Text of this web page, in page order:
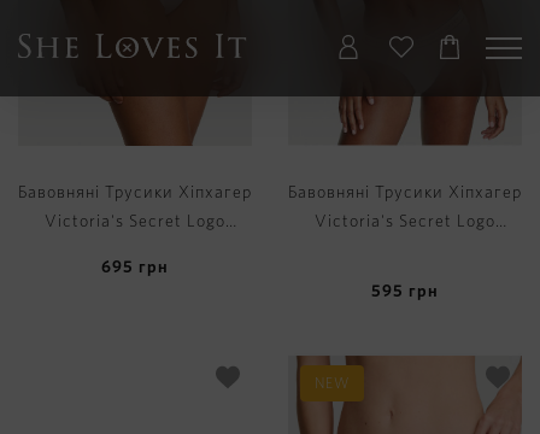
Бавовняні Трусики Хіпхагер
Victoria's Secret Logo
695 грн
Бавовняні Трусики Хіпхагер
Victoria's Secret Logo
595 грн
NEW